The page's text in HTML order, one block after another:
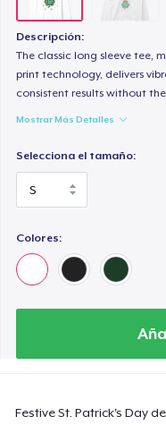
Descripción:
The classic long sleeve tee,
print technology, delivers
consistent results without
Mostrar Más Detalles
Selecciona el tamaño:
Colores:
Festive St. Patrick's Day
Heavy Tee
Tru transfer
29,99 US$
27,99 US$
Tru Transfer
Tru Transfer